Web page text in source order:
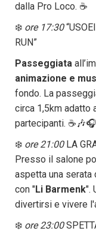
dalla Pro Loco. ☕️
❄️ ore 17:30
RUN”
Passeggiata
animazione e
fondo. La
circa 1,5km adatto
partecipanti. ☕️🎶🎧
❄️ ore 21:00LA
Presso il salone
aspetta una serata
con "Li Barmenk".
divertirsi e vivere
❄️ ore 23:00